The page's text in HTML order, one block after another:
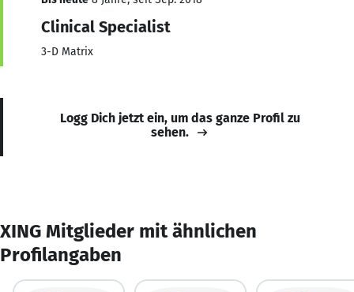
Clinical Specialist
3-D Matrix
Logg Dich jetzt ein, um das ganze Profil zu
sehen.
XING Mitglieder mit ähnlichen
Profilangaben